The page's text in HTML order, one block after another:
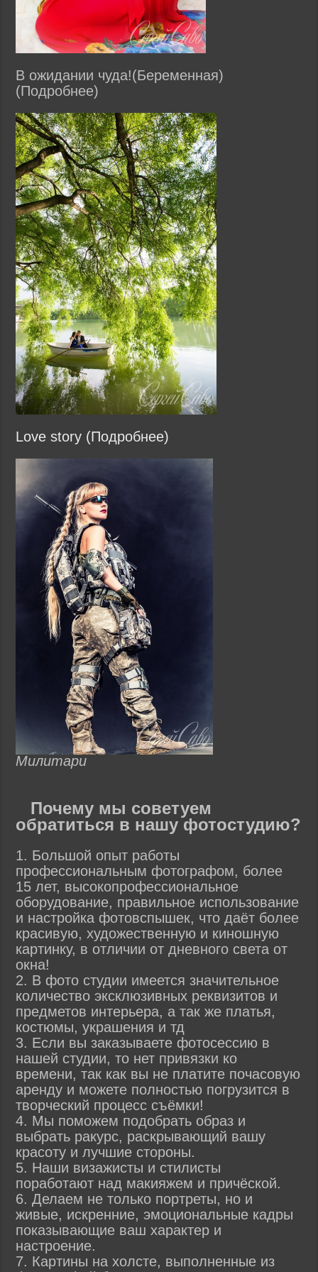
В ожидании чуда!(Беременная)
(Подробнее)
Love story (Подробнее)
Милитари
Почему мы советуем
обратиться в нашу фотостудию?
1. Большой опыт работы
профессиональным фотографом, более
15 лет, высокопрофессиональное
оборудование, правильное использование
и настройка фотовспышек, что даёт более
красивую, художественную и киношную
картинку, в отличии от дневного света от
окна!
2. В фото студии имеется значительное
количество эксклюзивных реквизитов и
предметов интерьера, а так же платья,
костюмы, украшения и тд
3. Если вы заказываете фотосессию в
нашей студии, то нет привязки ко
времени, так как вы не платите почасовую
аренду и можете полностью погрузится в
творческий процесс съёмки!
4. Мы поможем подобрать образ и
выбрать ракурс, раскрывающий вашу
красоту и лучшие стороны.
5. Наши визажисты и стилисты
поработают над макияжем и причёской.
6. Делаем не только портреты, но и
живые, искренние, эмоциональные кадры
показывающие ваш характер и
настроение.
7. Картины на холсте, выполненные из